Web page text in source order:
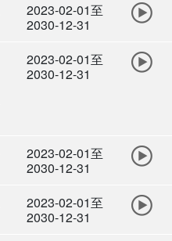
2023-02-01至
2030-12-31
2023-02-01至
2030-12-31
2023-02-01至
2030-12-31
2023-02-01至
2030-12-31